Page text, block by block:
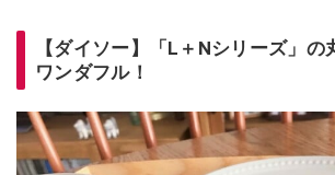
【ダイソー】「L＋Nシリーズ」の
ワンダフル！